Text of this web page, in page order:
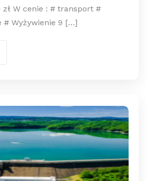
zł W cenie : # transport #
# Wyżywienie 9 […]